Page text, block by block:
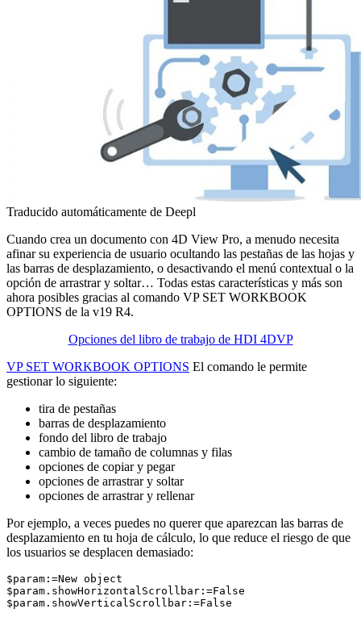
Traducido automáticamente de Deepl
Cuando crea un documento con 4D View Pro, a menudo necesita
afinar su experiencia de usuario ocultando las pestañas de las hojas y
las barras de desplazamiento, o desactivando el menú contextual o la
opción de arrastrar y soltar… Todas estas características y más son
ahora posibles gracias al comando VP SET WORKBOOK
OPTIONS de la v19 R4.
Opciones del libro de trabajo de HDI 4DVP
VP SET WORKBOOK OPTIONS El comando le permite
gestionar lo siguiente:
tira de pestañas
barras de desplazamiento
fondo del libro de trabajo
cambio de tamaño de columnas y filas
opciones de copiar y pegar
opciones de arrastrar y soltar
opciones de arrastrar y rellenar
Por ejemplo, a veces puedes no querer que aparezcan las barras de
desplazamiento en tu hoja de cálculo, lo que reduce el riesgo de que
los usuarios se desplacen demasiado:
$param:=New object
$param.showHorizontalScrollbar:=False
$param.showVerticalScrollbar:=False